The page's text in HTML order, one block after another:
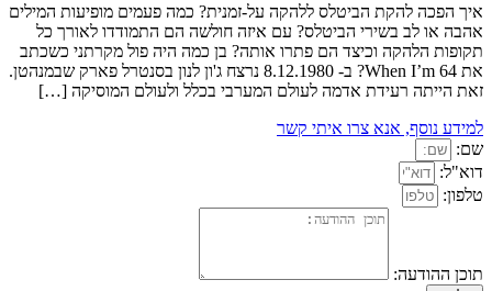
איך הפכה להקת הביטלס ללהקה על-זמנית? כמה פעמים מופיעות המילים
אהבה או לב בשירי הביטלס? עם איזה חולשה הם התמודדו לאורך כל
תקופות הלהקה וכיצד הם פתרו אותה? בן כמה היה פול מקרתני כשכתב
את When I’m 64? ב- 8.12.1980 נרצח ג'ון לנון בסנטרל פארק שבמנהטן.
זאת הייתה רעידת אדמה לעולם המערבי בכלל ולעולם המוסיקה […]
למידע נוסף, אנא צרו איתי קשר
שם:
דוא"ל:
טלפון:
תוכן ההודעה: